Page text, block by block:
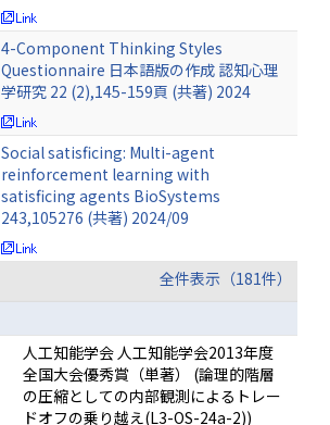
4-Component Thinking Styles
Questionnaire 日本語版の作成 認知心理
学研究 22 (2),145-159頁 (共著) 2024
Social satisficing: Multi-agent
reinforcement learning with
satisﬁcing agents BioSystems
243,105276 (共著) 2024/09
全件表示（181件）
人工知能学会 人工知能学会2013年度
全国大会優秀賞（単著） (論理的階層
の圧縮としての内部観測によるトレー
ドオフの乗り越え(L3-OS-24a-2))